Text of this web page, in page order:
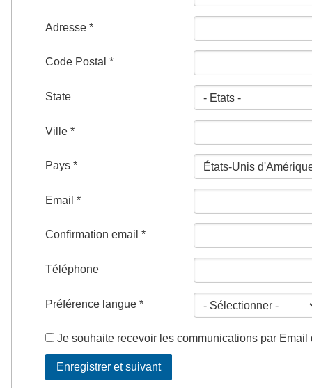
Adresse *
Code Postal *
State
Ville *
Pays *
Email *
Confirmation email *
Téléphone
Préférence langue *
Je souhaite recevoir les communications par Email